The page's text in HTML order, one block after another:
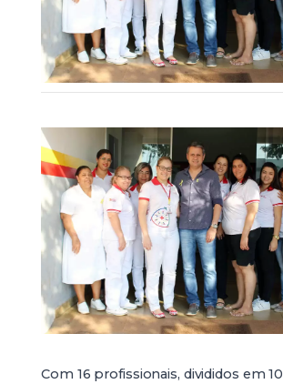
Com 16 profissionais, divididos em 10